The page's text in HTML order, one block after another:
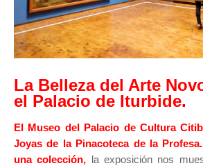
La Belleza del Arte
el Palacio de Iturbide.
El Museo del Palacio de Cultura
Joyas de la Pinacoteca de la
una colección, la exposición nos